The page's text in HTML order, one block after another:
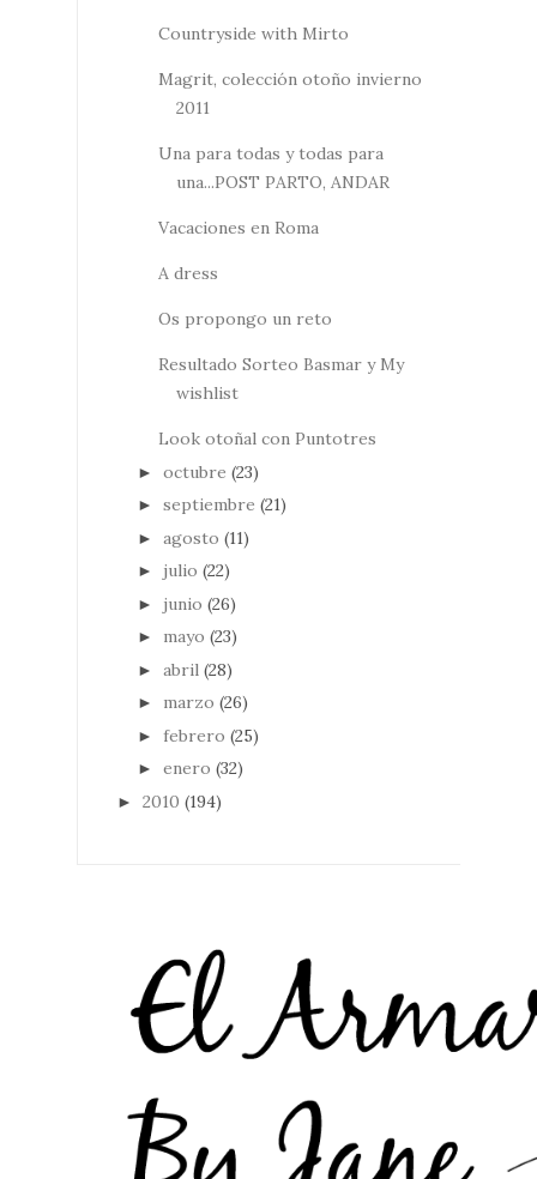
Countryside with Mirto
Magrit, colección otoño invierno
2011
Una para todas y todas para
una...POST PARTO, ANDAR
Vacaciones en Roma
A dress
Os propongo un reto
Resultado Sorteo Basmar y My
wishlist
Look otoñal con Puntotres
► octubre (23)
► septiembre (21)
► agosto (11)
► julio (22)
► junio (26)
► mayo (23)
► abril (28)
► marzo (26)
► febrero (25)
► enero (32)
► 2010 (194)